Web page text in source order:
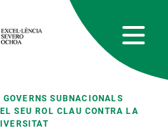
GOVERNS SUBNACIONALS
SEU ROL CLAU CONTRA LA